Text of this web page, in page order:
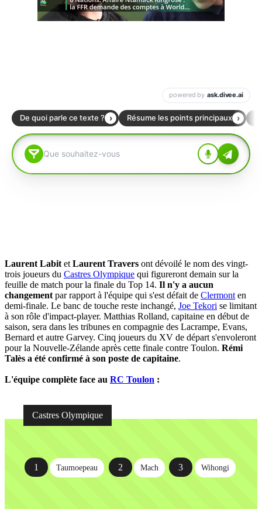
Laurent Labit et Laurent Travers ont dévoilé le nom des vingt-
trois joueurs du Castres Olympique qui figureront demain sur la
feuille de match pour la finale du Top 14. Il n'y a aucun
changement par rapport à l'équipe qui s'est défait de Clermont en
demi-finale. Le banc de touche reste inchangé, Joe Tekori se limitant
à son rôle d'impact-player. Matthias Rolland, capitaine en début de
saison, sera dans les tribunes en compagnie des Lacrampe, Evans,
Bernard et autre Garvey. Cinq joueurs du XV de départ s'envoleront
pour la Nouvelle-Zélande après cette finale contre Toulon. Rémi
Talès a été confirmé à son poste de capitaine.
L'équipe complète face au RC Toulon :
Castres Olympique
1 Taumoepeau 2 Mach 3 Wihongi